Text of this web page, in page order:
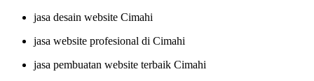
jasa desain website Cimahi
jasa website profesional di Cimahi
jasa pembuatan website terbaik Cimahi